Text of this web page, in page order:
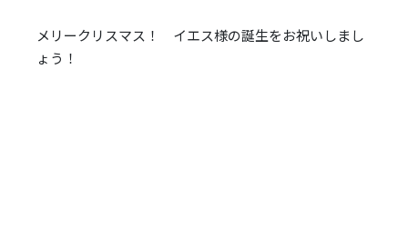
レ
ー
ヤ
メリークリスマス！ イエス様の誕生をお祝いしまし
ょう！